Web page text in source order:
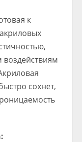
к
сохнет,